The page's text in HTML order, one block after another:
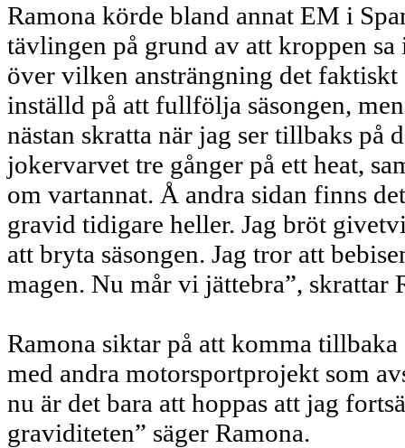
Ramona körde bland annat EM i
tävlingen på grund av att kroppen
över vilken ansträngning det
inställd på att fullfölja säsongen,
nästan skratta när jag ser tillbaks på
jokervarvet tre gånger på ett heat,
om vartannat. Å andra sidan finns
gravid tidigare heller. Jag bröt
att bryta säsongen. Jag tror att
magen. Nu mår vi jättebra”, skrattar
Ramona siktar på att komma
med andra motorsportprojekt som
nu är det bara att hoppas att jag
graviditeten” säger Ramona.